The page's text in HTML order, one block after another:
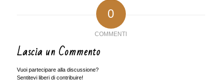
0
COMMENTI
Lascia un Commento
Vuoi partecipare alla discussione?
Sentitevi liberi di contribuire!